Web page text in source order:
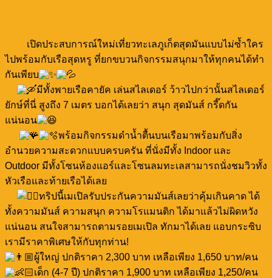
เปิดประสบการณ์ใหม่เที่ยวทะเลภูเก็ตสุดมันแบบไม่ซ้ำใคร
ไปพร้อมกับเรือสุดหรู ที่ยกขบวนกิจกรรมสนุกมาให้ทุกคนได้ทำ
กันเพียบ
มีทั้งพายเรือคายัค เล่นสไลเดอร์ ว้าวไปกว่านั้นสไลเดอร์
ยักษ์ที่นี่ สูงถึง 7 เมตร บอกได้เลยว่า สนุก สุดมันส์ กรี๊ดกัน
แน่นอน
พร้อมกิจกรรมดำน้ำตื้นบนเรือมาพร้อมกับสิ่ง
อำนวยความสะดวกแบบครบครัน ที่นั่งมีทั้ง Indoor และ
Outdoor มีทั้งโซนห้องแอร์และโซนลมทะเลสามารถนั่งชมวิวทั้ง
หัวเรือและท้ายเรือได้เลย
ทริปนี้เมเปิลรับประกันความมันส์เลยว่าคุ้มเกินคาด ได้
ทั้งความมันส์ ความสนุก ความโรแมนติก ได้มาแล้วไม่ผิดหวัง
แน่นอน สนใจสามารถตามรอยเมเปิล ทักมาได้เลย แอบกระซิบ
เรามีราคาพิเศษให้กับทุกท่าน!
ผู้ใหญ่ ปกติราคา 2,300 บาท เหลือเพียง 1,650 บาท/คน
เด็ก (4-7 ปี) ปกติราคา 1,900 บาท เหลือเพียง 1,250/คน